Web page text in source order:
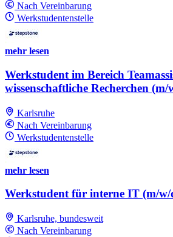
Nach Vereinbarung
Werkstudentenstelle
mehr lesen
Werkstudent im Bereich
wissenschaftliche Recherchen (m/
Karlsruhe
Nach Vereinbarung
Werkstudentenstelle
mehr lesen
Werkstudent für interne IT (m/w/
Karlsruhe, bundesweit
Nach Vereinbarung